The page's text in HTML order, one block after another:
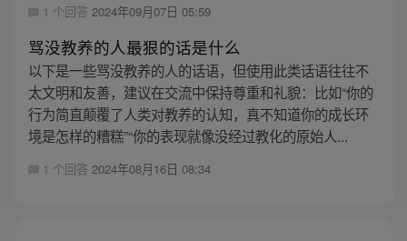
1 个回答 2024年09月07日 05:59
骂没教养的人最狠的话是什么
以下是一些骂没教养的人的话语，但使用此类话语往往不
太文明和友善，建议在交流中保持尊重和礼貌：比如“你的
行为简直颠覆了人类对教养的认知，真不知道你的成长环
境是怎样的糟糕”“你的表现就像没经过教化的原始人...
1 个回答 2024年08月16日 08:34